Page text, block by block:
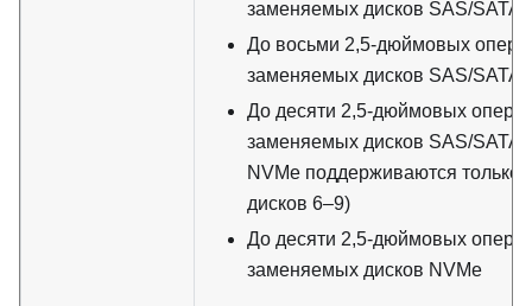
заменяемых дисков SAS/SATA/
До восьми 2,5-дюймовых
заменяемых дисков SAS/SATA
До десяти 2,5-дюймовых
заменяемых дисков SAS/SATA/
NVMe поддерживаются только
дисков 6–9)
До десяти 2,5-дюймовых
заменяемых дисков NVMe